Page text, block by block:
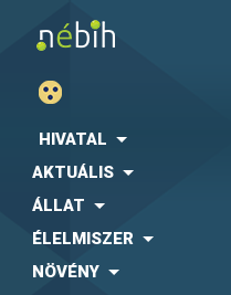
HIVATAL
AKTUÁLIS
ÁLLAT
ÉLELMISZER
NÖVÉNY